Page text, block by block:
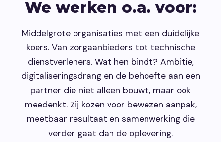
We werken o.a. voor:
Middelgrote organisaties met een duidelijke
koers. Van zorgaanbieders tot technische
dienstverleners. Wat hen bindt? Ambitie,
digitaliseringsdrang en de behoefte aan een
partner die niet alleen bouwt, maar ook
meedenkt. Zij kozen voor bewezen aanpak,
meetbaar resultaat en samenwerking die
verder gaat dan de oplevering.